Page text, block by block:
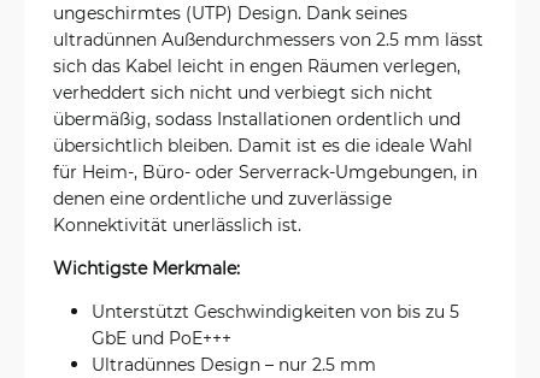
ungeschirmtes (UTP) Design. Dank seines
ultradünnen Außendurchmessers von 2.5 mm lässt
sich das Kabel leicht in engen Räumen verlegen,
verheddert sich nicht und verbiegt sich nicht
übermäßig, sodass Installationen ordentlich und
übersichtlich bleiben. Damit ist es die ideale Wahl
für Heim-, Büro- oder Serverrack-Umgebungen, in
denen eine ordentliche und zuverlässige
Konnektivität unerlässlich ist.
Wichtigste Merkmale:
Unterstützt Geschwindigkeiten von bis zu 5
GbE und PoE+++
Ultradünnes Design – nur 2.5 mm